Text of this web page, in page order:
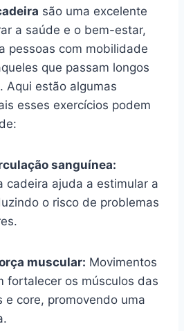
são uma excelente
a saúde e o bem-estar,
pessoas com mobilidade
que passam longos
Aqui estão algumas
esses exercícios podem
sanguínea:
cadeira ajuda a estimular a
o risco de problemas
muscular: Movimentos
fortalecer os músculos das
e core, promovendo uma